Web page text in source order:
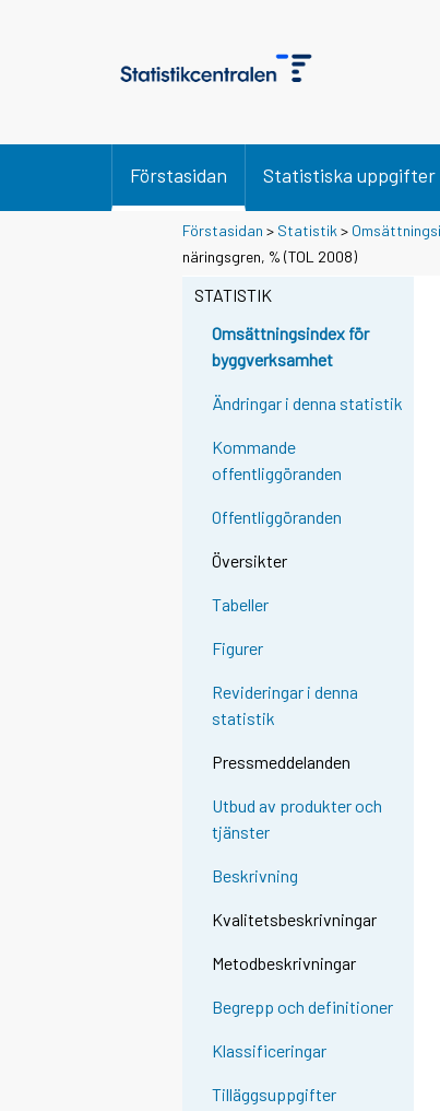
Förstasidan Statistiska uppgifter
Förstasidan > Statistik >
näringsgren, % (TOL 2008)
STATISTIK
Omsättningsindex för
byggverksamhet
Ändringar i denna statistik
Kommande
offentliggöranden
Offentliggöranden
Översikter
Tabeller
Figurer
Revideringar i denna
statistik
Pressmeddelanden
Utbud av produkter och
tjänster
Beskrivning
Kvalitetsbeskrivningar
Metodbeskrivningar
Begrepp och definitioner
Klassificeringar
Tilläggsuppgifter